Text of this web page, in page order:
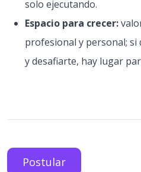
solo ejecutando.
Espacio para crecer:
profesional y personal;
y desafiarte, hay lugar
Postular